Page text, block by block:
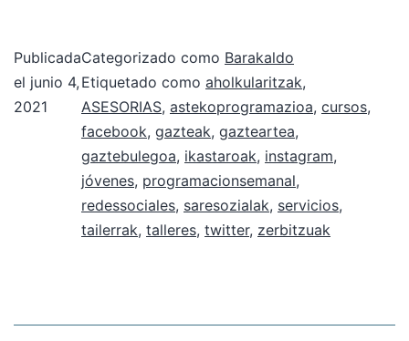
Publicada
el junio 4,
2021
Categorizado como Barakaldo
Etiquetado como aholkularitzak,
ASESORIAS, astekoprogramazioa, cursos,
facebook, gazteak, gazteartea,
gaztebulegoa, ikastaroak, instagram,
jóvenes, programacionsemanal,
redessociales, saresozialak, servicios,
tailerrak, talleres, twitter, zerbitzuak